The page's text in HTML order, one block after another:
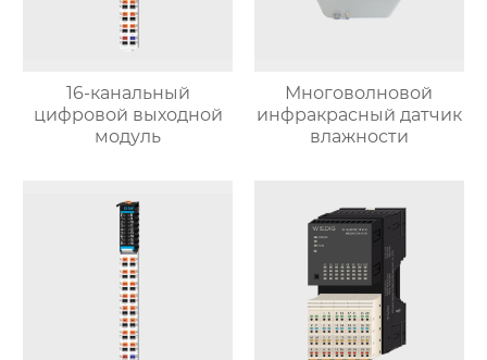
16-канальный
цифровой выходной
модуль
Многоволновой
инфракрасный датчик
влажности